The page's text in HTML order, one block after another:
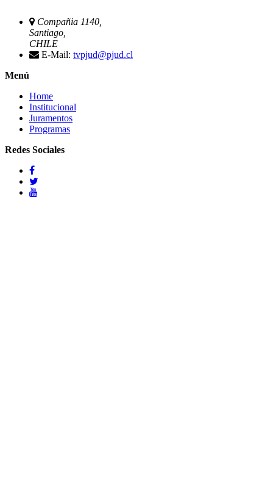
Compañia 1140,
Santiago,
CHILE
E-Mail: tvpjud@pjud.cl
Menú
Home
Institucional
Juramentos
Programas
Redes Sociales